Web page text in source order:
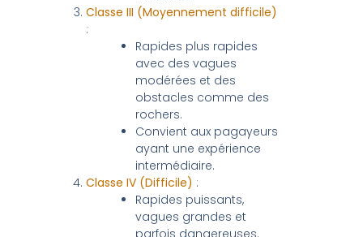
Classe III (Moyennement difficile)
:
Rapides plus rapides
avec des vagues
modérées et des
obstacles comme des
rochers.
Convient aux pagayeurs
ayant une expérience
intermédiaire.
Classe IV (Difficile) :
Rapides puissants,
vagues grandes et
parfois dangereuses.